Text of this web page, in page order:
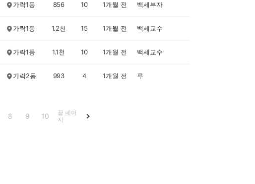
가락1동 856 10 1개월 전 백세부자
가락1동 1.2천 15 1개월 전 백세교수
가락1동 1.1천 10 1개월 전 백세교수
가락2동 993 4 1개월 전 루
8 9 10
끝 페이
지